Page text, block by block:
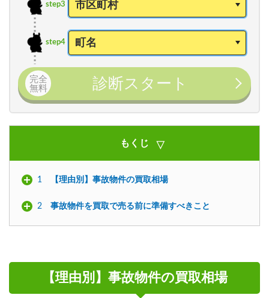
step3
step4
完全
無料
診断スタート
もくじ
1 【理由別】事故物件の買取相場
2 事故物件を買取で売る前に準備すべきこと
【理由別】事故物件の買取相場